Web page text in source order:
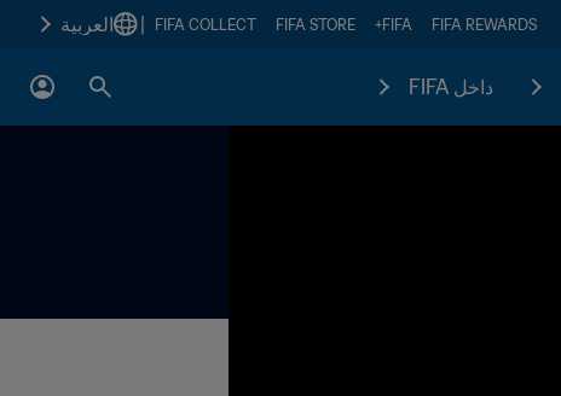
FIFA REWARDS
FIFA+
FIFA STORE
FIFA COLLECT العربية
داخل FIFA